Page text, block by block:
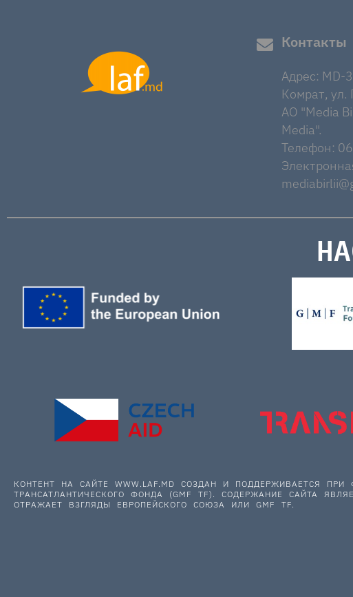
Контакты
Адрес: MD-
Комрат, ул.
AO "Media
Media".
Телефон:
КОНТЕНТ НА САЙТЕ WWW.LAF.MD СОЗДАН И ПОДДЕРЖИВАЕТСЯ
ТРАНСАТЛАНТИЧЕСКОГО ФОНДА (GMF TF). СОДЕРЖАНИЕ САЙТА
ОТРАЖАЕТ ВЗГЛЯДЫ ЕВРОПЕЙСКОГО СОЮЗА ИЛИ GMF TF.